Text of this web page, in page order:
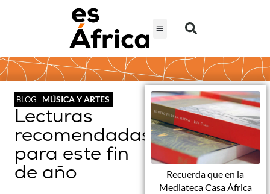
BLOG MÚSICA Y ARTES
Lecturas
recomendadas
para este fin
de año
Recuerda que en la
Mediateca Casa África